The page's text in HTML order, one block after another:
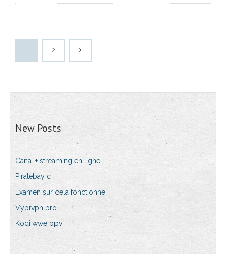
1 2
New Posts
Canal + streaming en ligne
Piratebay c
Examen sur cela fonctionne
Vyprvpn pro
Kodi wwe ppv